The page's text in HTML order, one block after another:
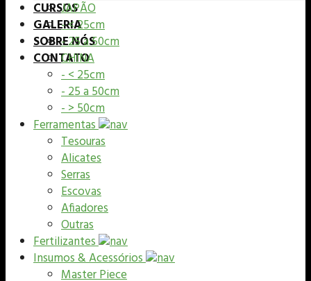
CURSOS
GALERIA
SOBRE NÓS
CONTATO
JAPÃO
- < 25cm
- 25 a 50cm
CHINA
- < 25cm
- 25 a 50cm
- > 50cm
Ferramentas
Tesouras
Alicates
Serras
Escovas
Afiadores
Outras
Fertilizantes
Insumos & Acessórios
Master Piece